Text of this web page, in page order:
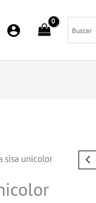
sisa unicolor